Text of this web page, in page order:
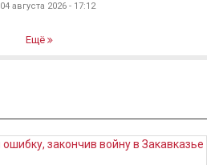
04 августа 2026 - 17:12
Ещё